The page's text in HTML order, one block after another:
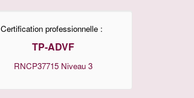
Certification professionnelle :
TP-ADVF
RNCP37715 Niveau 3